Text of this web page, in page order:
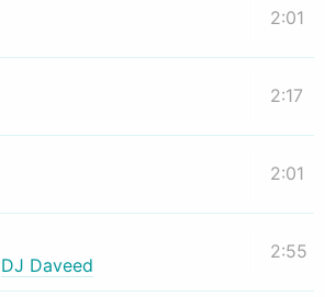
2:01
2:17
2:01
DJ Daveed
2:55